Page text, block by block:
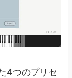
4つのプリセ